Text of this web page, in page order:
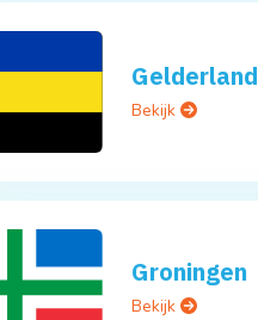
Gelderland
Bekijk
Groningen
Bekijk